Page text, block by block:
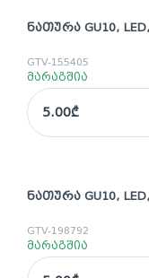
ᲜᲐᲗᲣᲠᲐ GU10,
GTV-155405
მარაგშია
5.00₾
ᲜᲐᲗᲣᲠᲐ GU10,
GTV-198792
მარაგშია